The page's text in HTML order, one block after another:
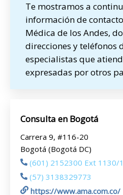
Te mostramos a
información de
Médica de los Andes,
direcciones y teléfonos
especialistas que
expresadas por otros
Consulta en Bogotá
Carrera 9, #116-20
Bogotá (Bogotá DC)
(601) 2152300 Ext 1130/
(57) 3138329773
https://www.ama.com.co/